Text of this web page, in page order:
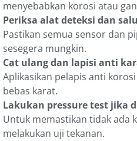
menyebabkan korosi atau
Periksa alat deteksi dan
Pastikan semua sensor dan
sesegera mungkin.
Cat ulang dan lapisi anti
Aplikasikan pelapis anti
bebas karat.
Lakukan pressure test jika
Untuk memastikan tidak ada
melakukan uji tekanan.